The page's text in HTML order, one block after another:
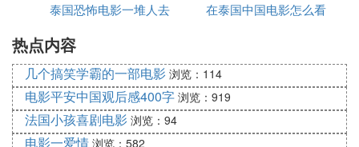
不断努力。
告诉人们即使漫漫长夜之中煎熬绝望，但是黎明是真
实存在的 。你不知道在你身边将会发生什么，你不
知道你的过去和将来，但是你选择了什么，你将会成
为什么，也可以说你的选择也是你的归宿。也许生活
磨灭了你的斗志，但是请不要放弃，生活有很多选
播放
国电影
泰国恐怖电影一堆人去
一个小镇打工
在泰国中国电影怎么看
热点内容
几个搞笑学霸的一部电影 浏览：114
电影平安中国观后感400字 浏览：919
法国小孩喜剧电影 浏览：94
电影一爱情 浏览：582